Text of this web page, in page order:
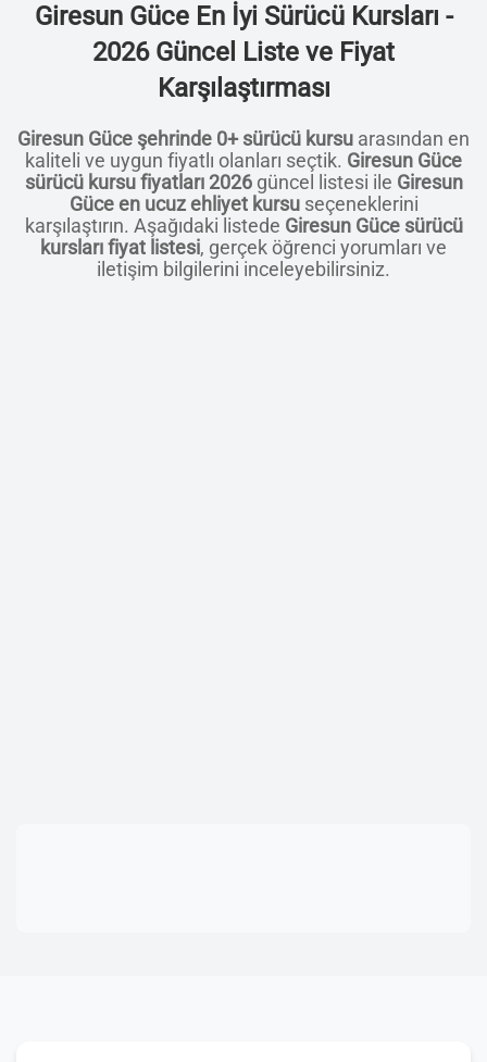
Giresun Güce En İyi Sürücü Kursları -
2026 Güncel Liste ve Fiyat
Karşılaştırması
Giresun Güce şehrinde 0+ sürücü kursu arasından en
kaliteli ve uygun fiyatlı olanları seçtik. Giresun Güce
sürücü kursu fiyatları 2026güncel listesi ile Giresun
Güce en ucuz ehliyet kursuseçeneklerini
karşılaştırın. Aşağıdaki listede Giresun Güce sürücü
kursları fiyat listesi, gerçek öğrenci yorumları ve
iletişim bilgilerini inceleyebilirsiniz.